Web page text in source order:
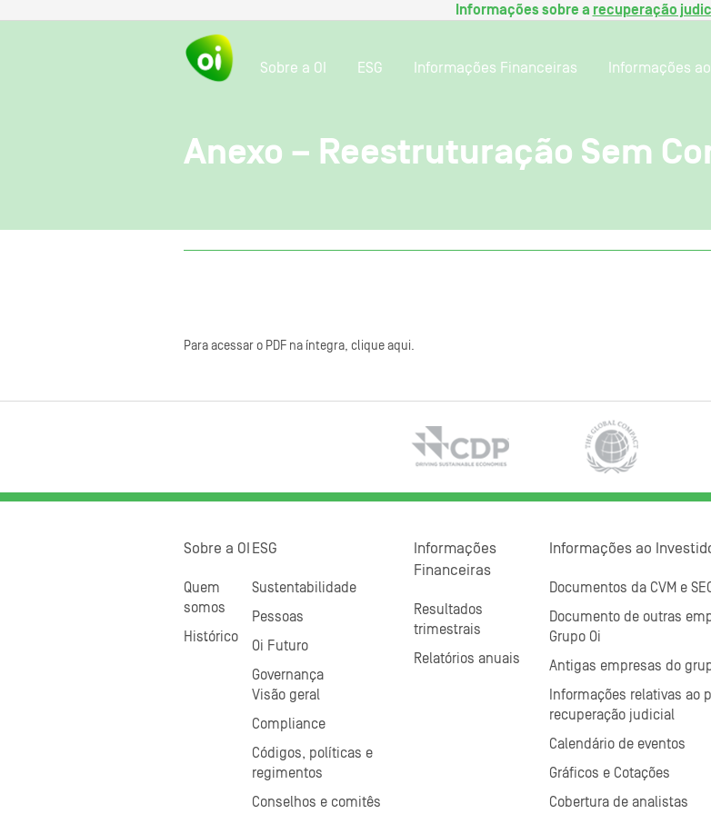
Informações sobre a recuperação
Sobre a OI ESG Informações Financeiras Informações
Anexo – Reestruturação Sem
Para acessar o PDF na íntegra, clique aqui.
Sobre a OI
Quem
somos
Histórico
ESG
Sustentabilidade
Pessoas
Oi Futuro
Governança
Visão geral
Compliance
Códigos, políticas e
regimentos
Conselhos e comitês
Informações
Financeiras
Resultados
trimestrais
Relatórios anuais
Informações ao
Documentos da CVM e
Documento de outras
Grupo Oi
Antigas empresas do
Informações relativas ao
recuperação judicial
Calendário de eventos
Gráficos e Cotações
Cobertura de analistas